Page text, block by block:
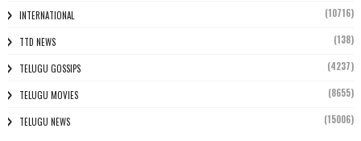
INTERNATIONAL (10716)
TTD NEWS (138)
TELUGU GOSSIPS (4237)
TELUGU MOVIES (8655)
TELUGU NEWS (15006)